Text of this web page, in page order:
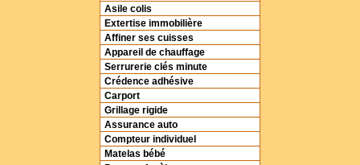
Asile colis
Extertise immobilière
Affiner ses cuisses
Appareil de chauffage
Serrurerie clés minute
Crédence adhésive
Carport
Grillage rigide
Assurance auto
Compteur individuel
Matelas bébé